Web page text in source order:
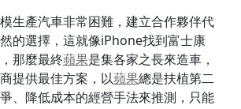
生產汽車非常困難，建立合作夥伴代
的選擇，這就像iPhone找到富士康
那麼最終蘋果是集各家之長來造車，
提供最佳方案，以蘋果總是扶植第二
、降低成本的經營手法來推測，只能